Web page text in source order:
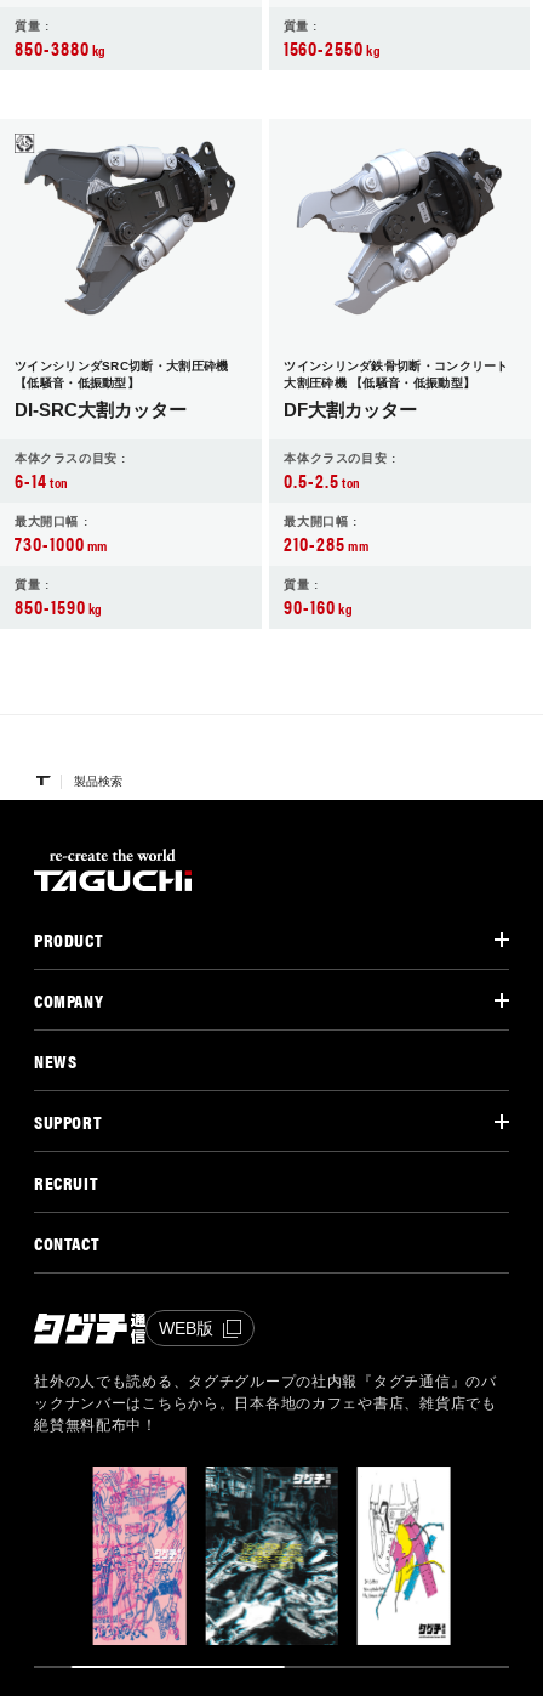
質量 :
850-3880kg
質量 :
1560-2550kg
ツインシリンダSRC切断・大割圧砕機
【低騒音・低振動型】
DI-SRC大割カッター
本体クラスの目安 :
6-14ton
最大開口幅 :
730-1000mm
質量 :
850-1590kg
ツインシリンダ鉄骨切断・コンクリート
大割圧砕機 【低騒音・低振動型】
DF大割カッター
本体クラスの目安 :
0.5-2.5ton
最大開口幅 :
210-285mm
質量 :
90-160kg
製品検索
PRODUCT
COMPANY
NEWS
SUPPORT
RECRUIT
CONTACT
WEB版
社外の人でも読める、タグチグループの社内報『タグチ通信』のバ
ックナンバーはこちらから。
日本各地のカフェや書店、雑貨店でも
絶賛無料配布中！